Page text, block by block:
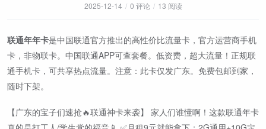
2025-12-14 / 0 评论 / 13 阅读
联通年年卡是中国联通官方推出的高性价比流量卡，官方运营商手机
卡，非物联卡。中国联通APP可查套餐。低资费，超大流量！正规联
通手机卡，可共享热点流量。注意：此卡仅发广东。免费包邮到家，
随时下架。
【广东的宝子们速抢🔥联通神卡来袭】 家人们谁懂啊！这款联通年卡